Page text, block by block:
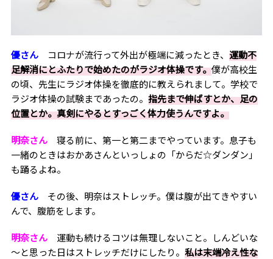
優さんコロナが流行って外出が極端に減ったとき、 運動不
足解消にとふたりで始めたのがラジオ体操です。僕が高校生
の頃、先生にラジオ体操を徹底的に教えられまして。学校で
ラジオ体操の試験まであったの。 指先まで伸ばすとか、足の
位置とか。真剣にやるとすっごく体力使うんですよ。
明奈さん寝る前に、第一と第二までやっています。息子も
一緒のときはおかあさんといっしょの「からだ☆ダンダン」
も踊るよね。
優さんその後、明奈はストレッチ。僕は腹が出てきやすい
んで、腹筋をします。
明奈さん運動も続けるコツは無理しないこと。しんどいな
～と思った日はストレッチだけにしたり。 私は末端冷え性な